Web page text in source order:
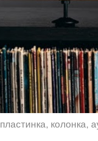
пластинка, колонка,